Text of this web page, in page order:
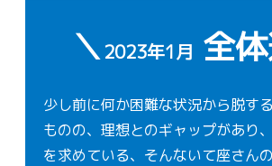
＼2023年1月 全
少し前に何か困難な状況から脱す
ものの、理想とのギャップがあり
を求めている、そんないて座さん